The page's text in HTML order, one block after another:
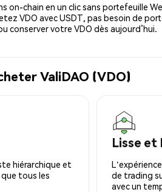
on-chain en un clic sans portefeuille
VDO avec USDT, pas besoin de
conserver votre VDO dès aujourd’hui.
ValiDAO (VDO)
hiérarchique et
tous les
Lisse
de trading
avec un